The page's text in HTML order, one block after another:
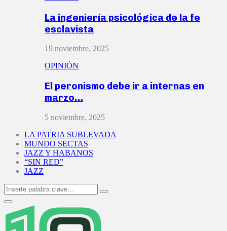
La ingeniería psicológica de la fe
esclavista
19 noviembre, 2025
OPINIÓN
El peronismo debe ir a internas en
marzo…
5 noviembre, 2025
LA PATRIA SUBLEVADA
MUNDO SECTAS
JAZZ Y HABANOS
“SIN RED”
JAZZ
Search
for:
Search
Primary
Menu